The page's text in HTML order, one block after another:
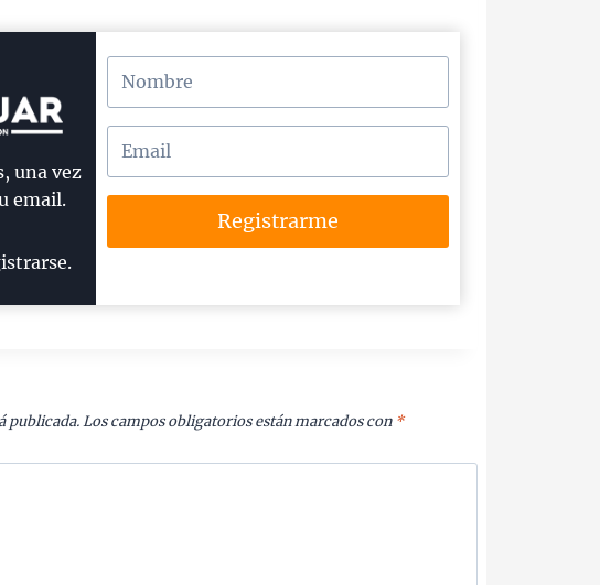
una vez
email.
Registrarme
publicada. Los campos obligatorios están marcados con *